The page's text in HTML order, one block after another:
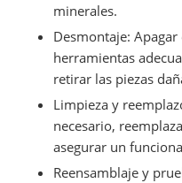
minerales.
Desmontaje:
herramientas
retirar las piezas
Limpieza y
necesario,
asegurar un
Reensamblaje y